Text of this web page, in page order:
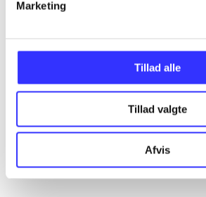
Marketing
Tillad alle
Tillad valgte
Afvis
Artikler
...